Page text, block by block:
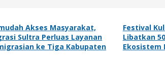
Akses Masyarakat,
Sultra Perluas Layanan
ke Tiga Kabupaten
Festival
Libatkan
Ekosistem